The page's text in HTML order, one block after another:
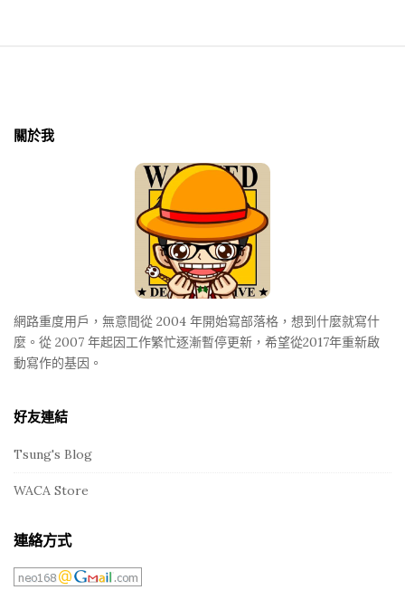
關於我
網路重度用戶，無意間從 2004 年開始寫部落格，想到什麼就寫什
麼。從 2007 年起因工作繁忙逐漸暫停更新，希望從2017年重新啟
動寫作的基因。
好友連結
Tsung's Blog
WACA Store
連絡方式